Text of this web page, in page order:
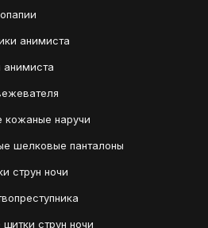
анимиста
анимиста
кожаные наручи
шелковые панталоны
струн ночи
струн ночи